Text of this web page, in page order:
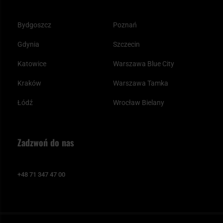
Bydgoszcz
Gdynia
Katowice
Kraków
Łódź
Poznań
Szczecin
Warszawa Blue City
Warszawa Tamka
Wrocław Bielany
Zadzwoń do nas
+48 71 347 47 00